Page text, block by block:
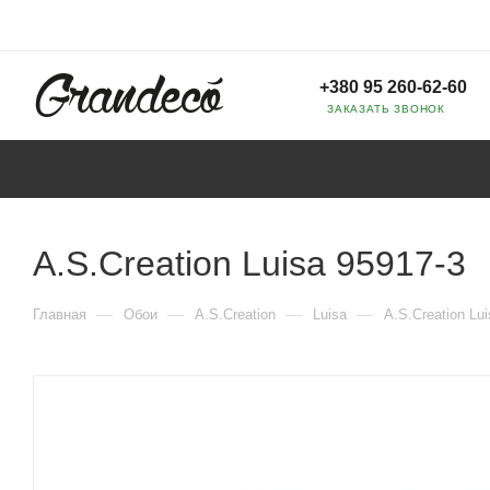
+380 95 260-62-60
ЗАКАЗАТЬ ЗВОНОК
A.S.Creation Luisa 95917-3
Главная — Обои — A.S.Creation — Luisa — A.S.Creation